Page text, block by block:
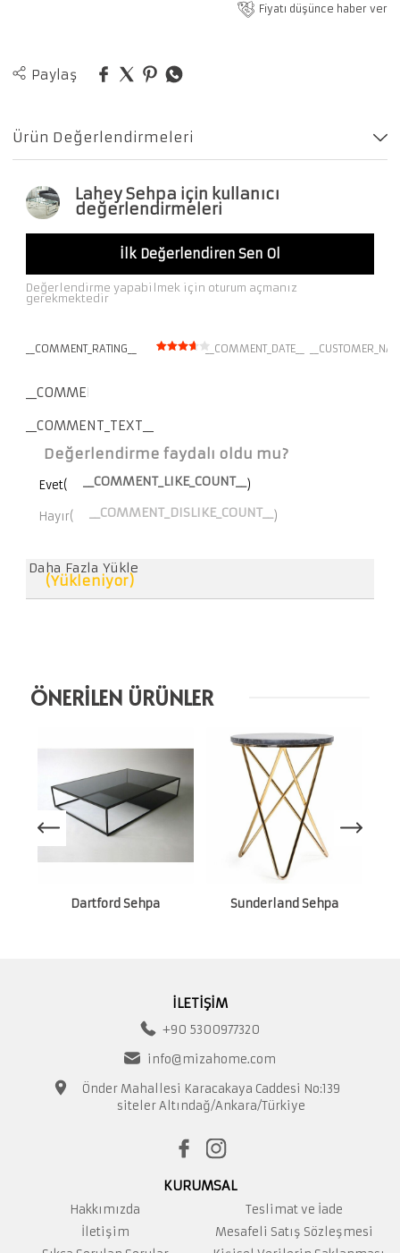
Fiyatı düşünce haber ver
Paylaş
Ürün Değerlendirmeleri
Lahey Sehpa için kullanıcı
değerlendirmeleri
İlk Değerlendiren Sen Ol
Değerlendirme yapabilmek için oturum açmanız
gerekmektedir
__COMMENT_RATING__ __COMMENT_DATE__
__COMMENT_THUMBNAIL_IMG__
__COMMENT_TEXT__
Değerlendirme faydalı oldu mu?
Evet( __COMMENT_LIKE_COUNT__ )
Hayır( __COMMENT_DISLIKE_COUNT__ )
Daha Fazla Yükle
(Yükleniyor)
ÖNERİLEN ÜRÜNLER
Dartford Sehpa Sunderland Sehpa
İLETİŞİM
+90 5300977320
info@mizahome.com
Önder Mahallesi Karacakaya Caddesi No:139
siteler Altındağ/Ankara/Türkiye
KURUMSAL
Hakkımızda
İletişim
Teslimat ve İade
Mesafeli Satış Sözleşmesi